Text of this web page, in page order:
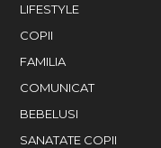
LIFESTYLE
COPII
FAMILIA
COMUNICAT
BEBELUSI
SANATATE COPII